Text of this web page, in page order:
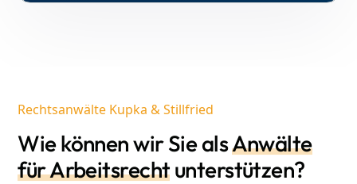
Rechtsanwälte Kupka & Stillfried
Wie können wir Sie alsAnwälte
für Arbeitsrecht unterstützen?